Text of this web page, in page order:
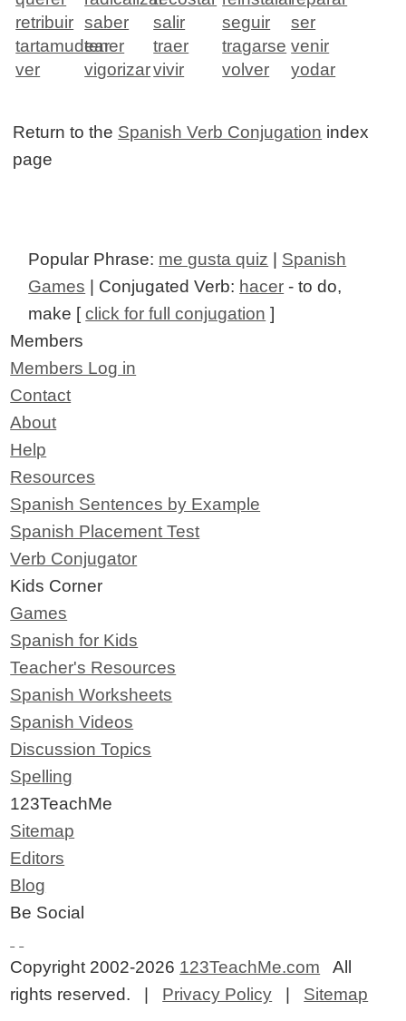
retribuir saber salir seguir
ser
tartamudear
tener traer tragarse venir
ver
vigorizarvivir volver yodar
Return to the Spanish Verb Conjugation index
page
Popular Phrase: me gusta quiz
Spanish
Games | Conjugated Verb: hacer - to do,
make [click for full conjugation ]
Members
Members Log in
Contact
About
Help
Resources
Spanish Sentences by Example
Spanish Placement Test
Verb Conjugator
Kids Corner
Games
Spanish for Kids
Teacher's Resources
Spanish Worksheets
Spanish Videos
Discussion Topics
Spelling
123TeachMe
Sitemap
Editors
Blog
Be Social
Copyright 2002-2026 123TeachMe.com All
rights reserved. | Privacy Policy Sitemap